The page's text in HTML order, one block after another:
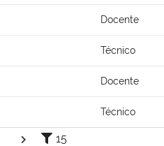
Docente
Técnico
Docente
Técnico
15